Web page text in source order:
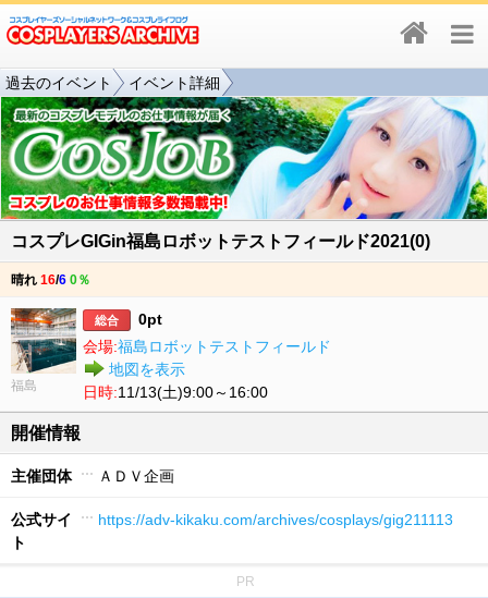
過去のイベント イベント詳細
コスプレGIGin福島ロボットテストフィールド2021(0)
晴れ 16/6 0％
福島
総合
0pt
会場:福島ロボットテストフィールド
地図を表示
日時:11/13(土)9:00～16:00
開催情報
主催団体 ＡＤＶ企画
公式サイ
ト
https://adv-kikaku.com/archives/cosplays/gig211113
PR